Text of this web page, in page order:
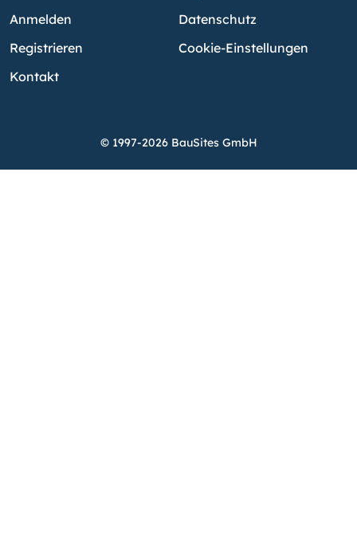
Anmelden
Registrieren
Kontakt
Datenschutz
Cookie-Einstellungen
© 1997-2026 BauSites GmbH